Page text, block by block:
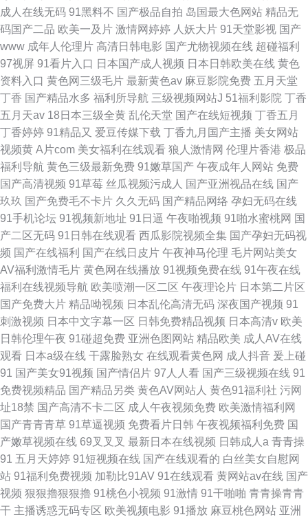
成人在线无码 91黑料不 国产极品自拍 岛国最大色网站 精品无
码国产二品 欧美一及片 激情网婷婷 人妖大片 91天堂影视 国产
www 成年人伦理片 高清日韩电影 国产尤物视频在线 超碰福利
97视屏 91看片入口 日本国产成人视频 日本日韩欧美在线 黄色
资料入口 黄色网三级毛片 最新黄色av 麻豆影院免费 五月天堂
丁香 国产精品水多 福利所导航 三级视频网站J 51福利影院 丁香
五月天av 18日本三级全黄 乱伦天堂 国产在线短视频 丁香五月
丁香婷婷 91精品又 爱豆传媒下载 丁香九月国产主播 美女网站
视频黄 A片com 美女福利在线观看 狼人激情网 伦理片香港 极品
福利导航 黄色三级最新免费 91嫩草国产 午夜成年人网站 免费
国产高清视频 91草莓 丝瓜视频污成人 国产亚洲视品在线 国产
玖玖 国产免费毛不卡片 久久无码 国产精品网络 孕妇无码在线
91手机论坛 91视频新地址 91日逼 午夜啪视频 91啪水蜜桃网 国
产二区无码 91日韩在线观看 西瓜影院视频全集 国产孕妇无码视
频 国产在线福利 国产在线日皮片 午夜神马伦理 毛片网站美女
AV福利激情毛片 黄色网在线播放 91视频免费在线 91午夜在线
福利在线视频导航 欧美喷潮一区二区 午夜理论片 日本第二片区
国产免费大片 精品呦视频 日本乱伦高清无码 深夜国产视频 91
刺激视频 日本中文字幕一区 日韩免费精品视频 日本高清v 欧美
日韩伦理午夜 91碰超免费 亚洲色图网站 精品欧美 成人AV在线
观看 日本a级在线 干露脸熟女 在线观看黄色网 成人抖音 爰上碰
91 国产美女91视频 国产情侣片 97人人看 国产三级视频在线 91
免费视频精品 国产精品另类 黄色AV网站人 黄色91福利社 污网
址18禁 国产高清不卡二区 成人午夜视频免费 欧美激情福利网
国产青青青草 91草逼视频 免费看片日韩 午夜视频福利免费 国
产嫩草视频在线 69叉叉叉 最新日本在线视频 日韩成人a 青青操
91 五月天婷婷 91短视频在线 国产在线观看的 白丝美女自慰网
站 91福利免费视频 加勒比91AV 91在线观看 黄网站av在线 国产
视频 狠狠擼狠狠擼 91桃色小视频 91激情 91干啪啪 青青操青青
干 主播诱惑无码专区 欧美视频电影 91播放 麻豆桃色网站 亚洲